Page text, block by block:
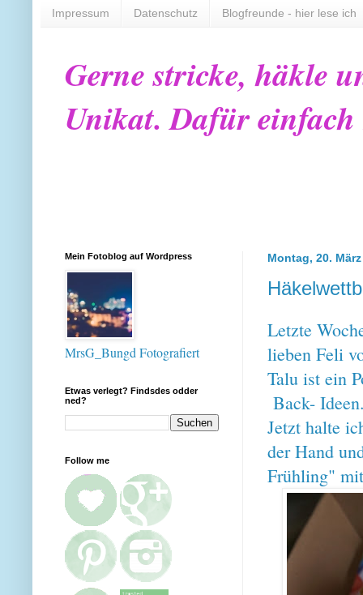
Impressum Datenschutz Blogfreunde - hier lese ich
Gerne stricke, häkle
Unikat. Dafür
Montag, 20.
Letzte
lieben Feli
Talu ist ein
Back-
Jetzt halte
der Hand
Frühling"
Mein Fotoblog auf Wordpress
MrsG_Bungd Fotografiert
Etwas verlegt? Findsdes odder
ned?
Follow me